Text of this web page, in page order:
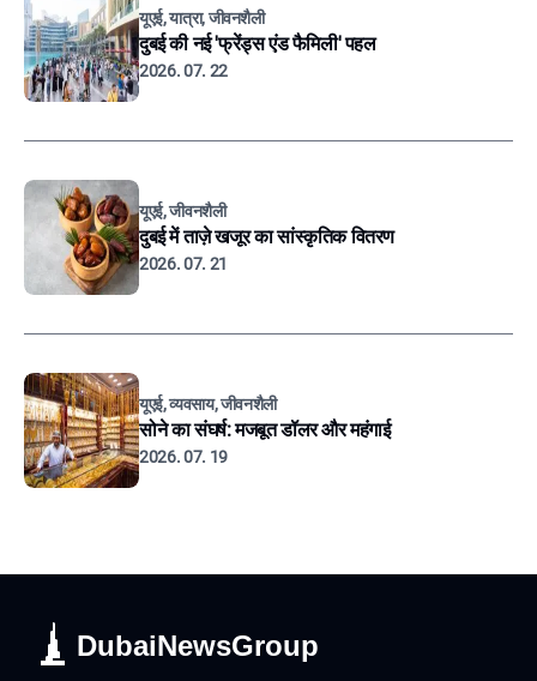
यूएई, यात्रा, जीवनशैली
दुबई की नई 'फ्रेंड्स एंड फैमिली' पहल
2026. 07. 22
यूएई, जीवनशैली
दुबई में ताज़े खजूर का सांस्कृतिक वितरण
2026. 07. 21
यूएई, व्यवसाय, जीवनशैली
सोने का संघर्ष: मजबूत डॉलर और महंगाई
2026. 07. 19
DubaiNewsGroup